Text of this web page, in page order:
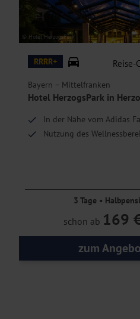
© Hotel HerzogsPark
RRRR+ Reise-
Bayern – Mittelfranken
Hotel HerzogsPark in
In der Nähe vom Adidas
Nutzung des
3 Tage •
schon ab 169
zum